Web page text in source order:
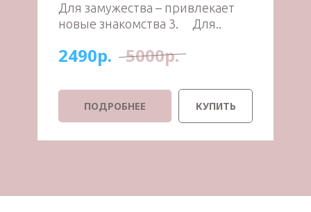
Для замужества – привлекает
новые знакомства 3. Для..
2490р. 5000р.
ПОДРОБНЕЕ КУПИТЬ